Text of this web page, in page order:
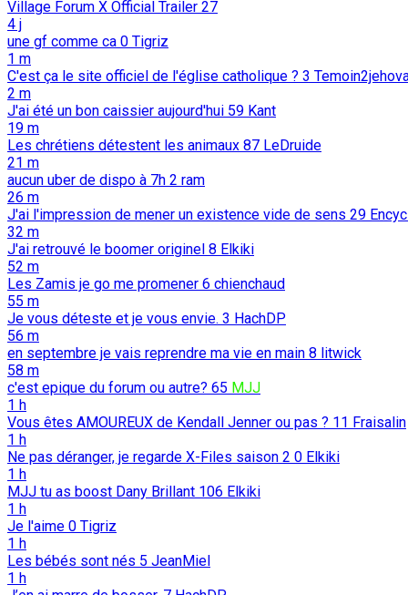
Village Forum X Official Trailer 27
4 j
une gf comme ca 0 Tigriz
1 m
C'est ça le site officiel de l'église catholique ? 3
2 m
J'ai été un bon caissier aujourd'hui 59 Kant
19 m
Les chrétiens détestent les animaux 87 LeDruide
21 m
aucun uber de dispo à 7h 2 ram
26 m
J'ai l'impression de mener un existence vide de sens 29
32 m
J'ai retrouvé le boomer originel 8 Elkiki
52 m
Les Zamis je go me promener 6 chienchaud
55 m
Je vous déteste et je vous envie. 3 HachDP
56 m
en septembre je vais reprendre ma vie en main 8 litwick
58 m
c'est epique du forum ou autre? 65 MJJ
1 h
Vous êtes AMOUREUX de Kendall Jenner ou pas ? 11 Fraisalin
1 h
Ne pas déranger, je regarde X-Files saison 2 0 Elkiki
1 h
MJJ tu as boost Dany Brillant 106 Elkiki
1 h
Je l'aime 0 Tigriz
1 h
Les bébés sont nés 5 JeanMiel
1 h